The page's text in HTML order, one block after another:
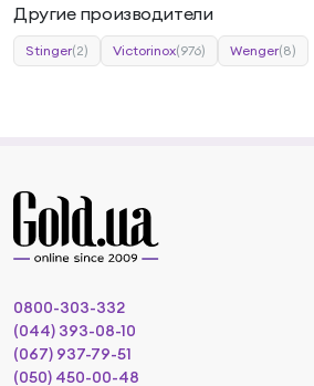
Другие производители
Stinger(2) Victorinox(976) Wenger(8)
0800-303-332
(044) 393-08-10
(067) 937-79-51
(050) 450-00-48